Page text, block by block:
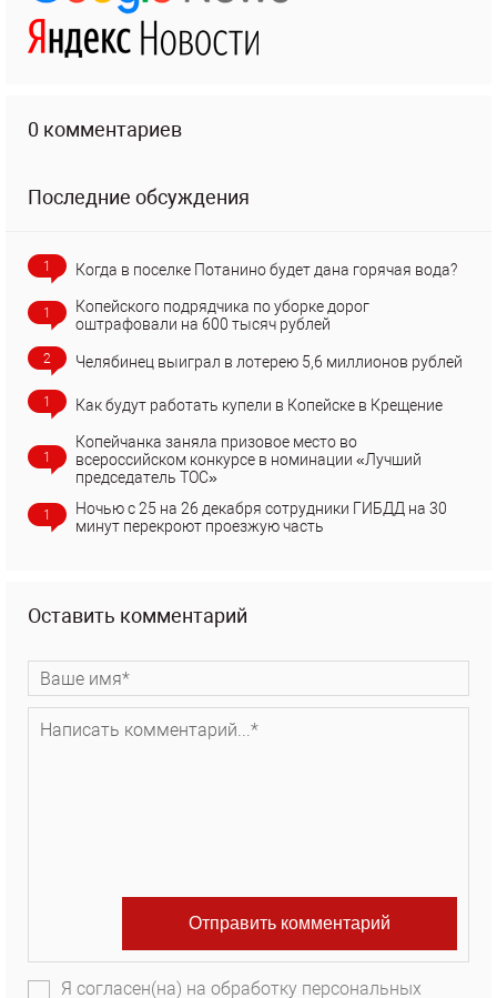
0 комментариев
Последние обсуждения
1 Когда в поселке Потанино будет дана горячая вода?
1
Копейского подрядчика по уборке дорог
оштрафовали на 600 тысяч рублей
2 Челябинец выиграл в лотерею 5,6 миллионов рублей
1 Как будут работать купели в Копейске в Крещение
1
Копейчанка заняла призовое место во
всероссийском конкурсе в номинации «Лучший
председатель ТОС»
1
Ночью с 25 на 26 декабря сотрудники ГИБДД на 30
минут перекроют проезжую часть
Оставить комментарий
Я согласен(на) на обработку персональных